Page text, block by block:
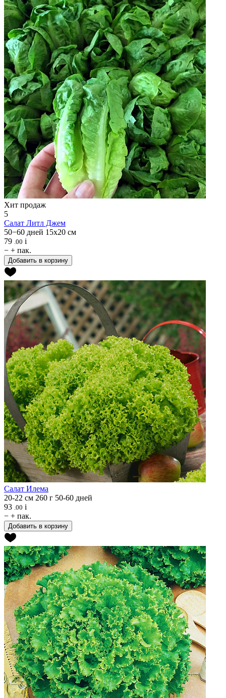
Хит продаж
5
Салат Литл Джем
50−60 дней 15х20 см
79 .00 i
− + пак.
Добавить в корзину
Салат Илема
20-22 см 260 г 50-60 дней
93 .00 i
− + пак.
Добавить в корзину